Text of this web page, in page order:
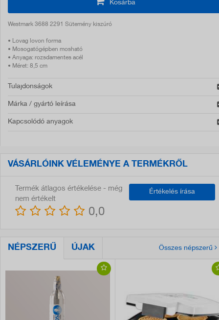
Kosárba
Westmark 3688 2291 Sütemény kiszúró
• Lovag lovon forma
• Mosogatógépben mosható
• Anyaga: rozsdamentes acél
• Méret: 8,5 cm
Tulajdonságok
Márka / gyártó leírása
Kapcsolódó anyagok
VÁSÁRLÓINK VÉLEMÉNYE A TERMÉKRŐL
Értékelés írása
Termék átlagos értékelése - még
nem értékelt
0,0
NÉPSZERŰ ÚJAK Összes népszerű